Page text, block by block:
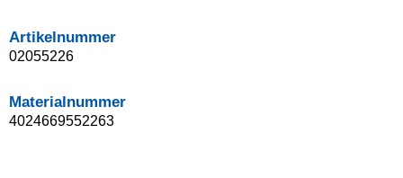
Artikelnummer
02055226
Materialnummer
4024669552263